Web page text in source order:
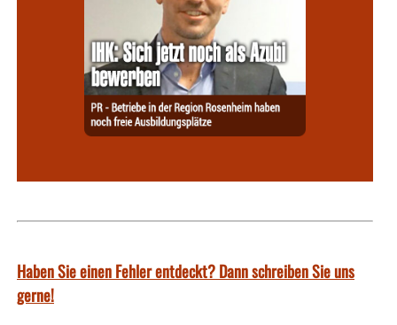
Haben Sie einen Fehler entdeckt? Dann schreiben Sie uns
gerne!